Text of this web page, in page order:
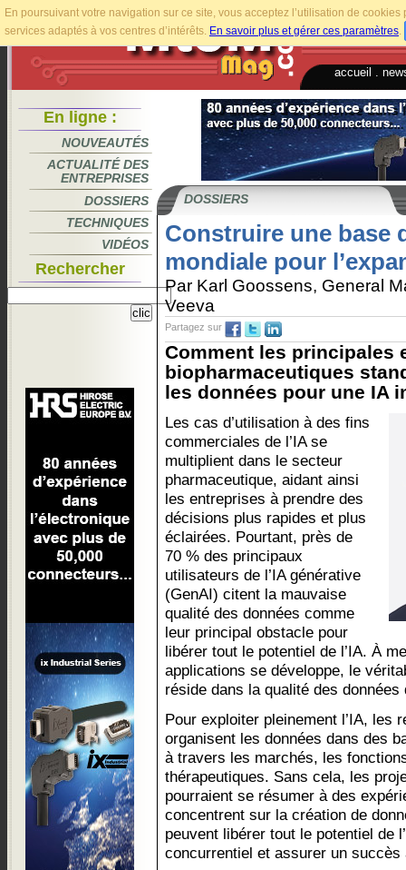
En poursuivant votre navigation sur ce site, vous acceptez l’utilisation de
services adaptés à vos centres d’intérêts. En savoir plus et gérer ces paramètres.
accueil
En ligne :
NOUVEAUTÉS
ACTUALITÉ DES
ENTREPRISES
DOSSIERS
TECHNIQUES
VIDÉOS
Rechercher
DOSSIERS
Construire une base
mondiale pour
Par Karl Goossens, General
Veeva
Partagez sur
Comment les principales
biopharmaceutiques
les données pour une IA
Les cas d’utilisation à des fins
commerciales de l’IA se
multiplient dans le secteur
pharmaceutique, aidant ainsi
les entreprises à prendre des
décisions plus rapides et plus
éclairées. Pourtant, près de
70 % des principaux
utilisateurs de l’IA générative
(GenAI) citent la mauvaise
qualité des données comme
leur principal obstacle pour
libérer tout le potentiel de l’IA. À
applications se développe, le
réside dans la qualité des
Pour exploiter pleinement l’IA, les
organisent les données dans des
à travers les marchés, les
thérapeutiques. Sans cela, les
pourraient se résumer à des
concentrent sur la création de
peuvent libérer tout le potentiel de
concurrentiel et assurer un succès